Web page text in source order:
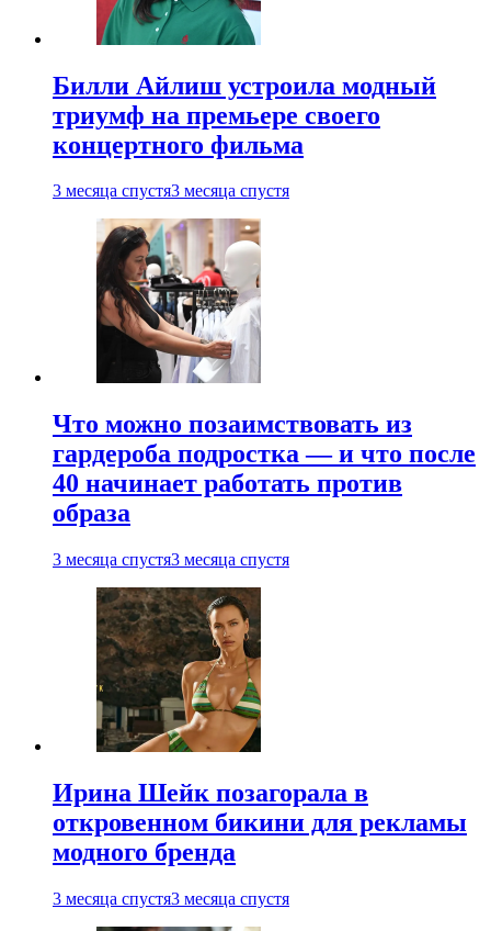
Билли Айлиш устроила модный
триумф на премьере своего
концертного фильма
3 месяца спустя3 месяца спустя
Что можно позаимствовать из
гардероба подростка — и что после
40 начинает работать против
образа
3 месяца спустя3 месяца спустя
Ирина Шейк позагорала в
откровенном бикини для рекламы
модного бренда
3 месяца спустя3 месяца спустя